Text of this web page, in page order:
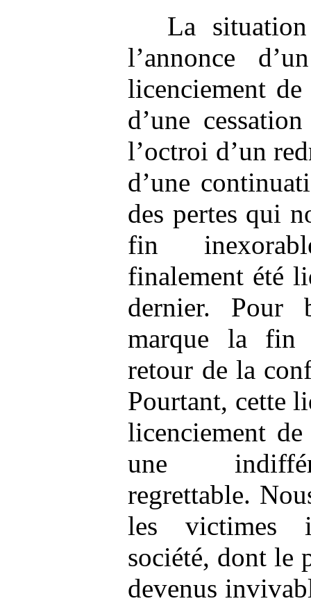
La
l’annonce
licenciement
d’une
l’octroi d’un
d’une
des pertes qui
fin
finalement été
dernier. Pour
marque la fin
retour de la
Pourtant, cette
licenciement
une
regrettable.
les victimes
société, dont le
devenus